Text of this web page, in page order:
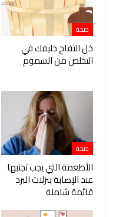
صحة
خل التفاح حليفك في
التخلص من السموم
صحة
الأطعمة التي يجب تجنبها
عند الإصابة بنزلات البرد
قائمة شاملة